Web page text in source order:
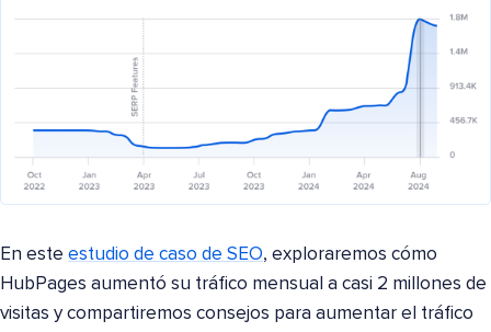
En este estudio de caso de SEO, exploraremos cómo
HubPages aumentó su tráfico mensual a casi 2 millones de
visitas y compartiremos consejos para aumentar el tráfico